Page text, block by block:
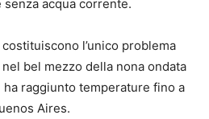
acqua corrente.
l’unico problema
nel bel mezzo della nona ondata
raggiunto temperature fino a
Aires.